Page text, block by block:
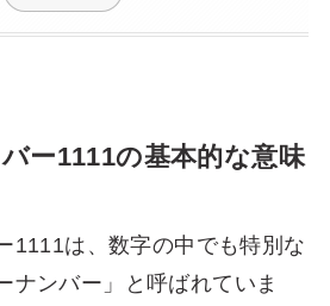
ー1111の基本的な意味
1111は、数字の中でも特別な
ナンバー」と呼ばれていま